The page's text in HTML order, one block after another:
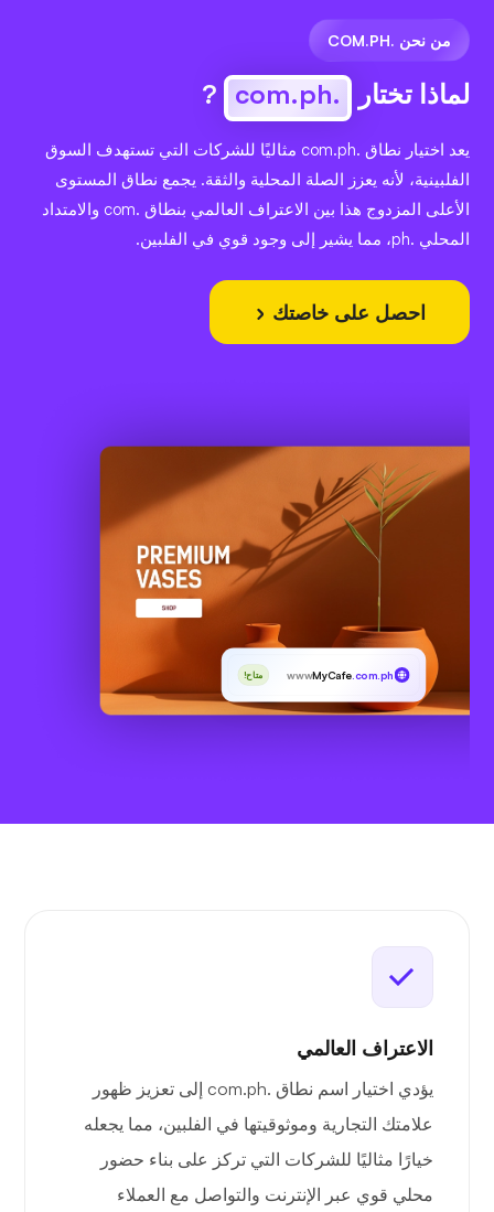
من نحن .COM.PH
لماذا تختار .com.ph
?
يعد اختيار نطاق .com.ph مثاليًا للشركات التي تستهدف السوق
الفلبينية، لأنه يعزز الصلة المحلية والثقة. يجمع نطاق المستوى
الأعلى المزدوج هذا بين الاعتراف العالمي بنطاق .com والامتداد
المحلي .ph، مما يشير إلى وجود قوي في الفلبين.
احصل على خاصتك
wwwMyCafe .com.ph متاح!
الاعتراف العالمي
يؤدي اختيار اسم نطاق .com.ph إلى تعزيز ظهور
علامتك التجارية وموثوقيتها في الفلبين، مما يجعله
خيارًا مثاليًا للشركات التي تركز على بناء حضور
محلي قوي عبر الإنترنت والتواصل مع العملاء